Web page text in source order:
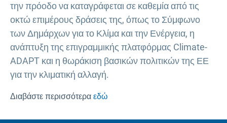
την πρόοδο να καταγράφεται σε καθεμία από τις
οκτώ επιμέρους δράσεις της, όπως το Σύμφωνο
των Δημάρχων για το Κλίμα και την Ενέργεια, η
ανάπτυξη της επιγραμμικής πλατφόρμας Climate-
ADAPT και η θωράκιση βασικών πολιτικών της ΕΕ
για την κλιματική αλλαγή.
Διαβάστε περισσότερα εδώ